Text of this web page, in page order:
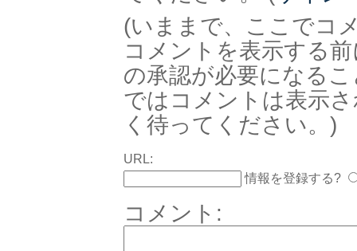
(いままで、ここでコ
コメントを表示する
の承認が必要になる
ではコメントは表示
く待ってください。)
URL:
情報を登録する?
コメント: